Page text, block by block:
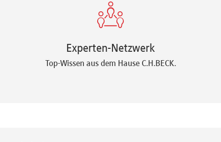
Experten-Netzwerk
Top-Wissen aus dem Hause C.H.BECK.